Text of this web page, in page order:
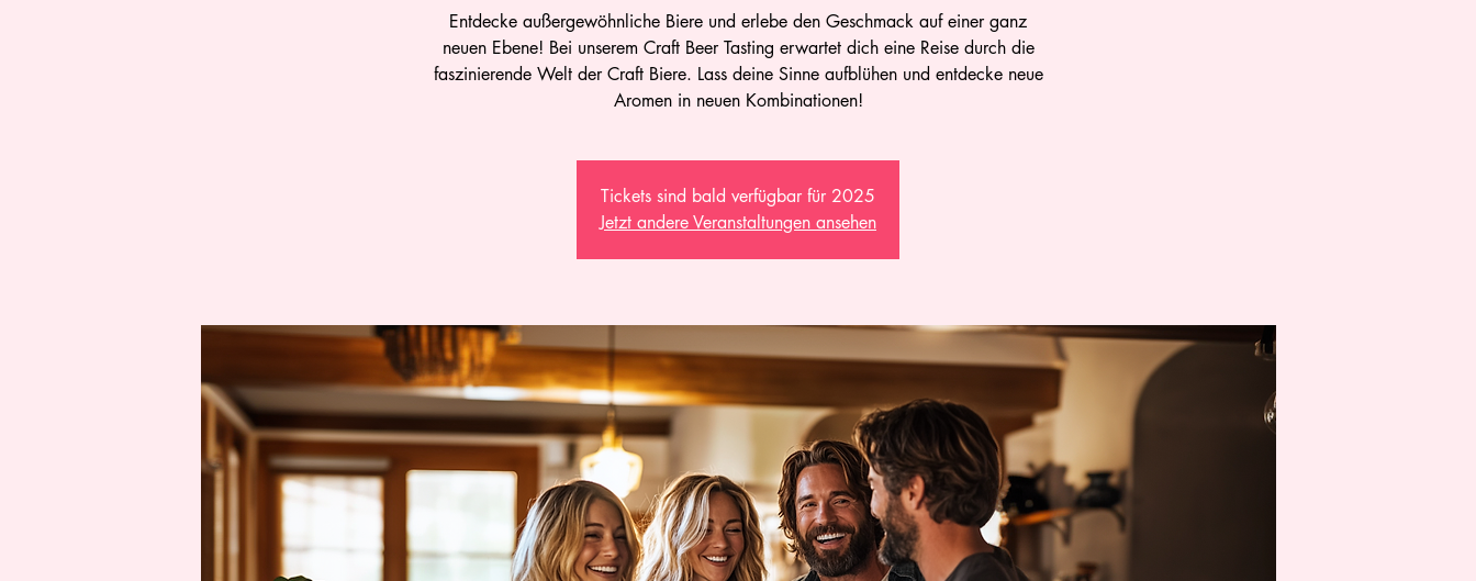
Entdecke außergewöhnliche Biere und erlebe den Geschmack auf einer ganz
neuen Ebene! Bei unserem Craft Beer Tasting erwartet dich eine Reise durch die
faszinierende Welt der Craft Biere. Lass deine Sinne aufblühen und entdecke neue
Aromen in neuen Kombinationen!
Tickets sind bald verfügbar für 2025
Jetzt andere Veranstaltungen ansehen